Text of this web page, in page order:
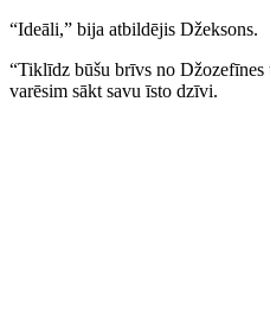
“Ideāli,” bija atbildējis Džeksons.
“Tiklīdz būšu brīvs no
varēsim sākt savu īsto dzīvi.